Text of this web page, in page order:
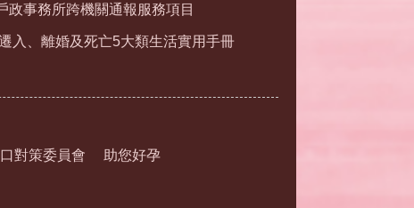
政事務所跨機關通報服務項目
入、離婚及死亡5大類生活實用手冊
對策委員會 助您好孕